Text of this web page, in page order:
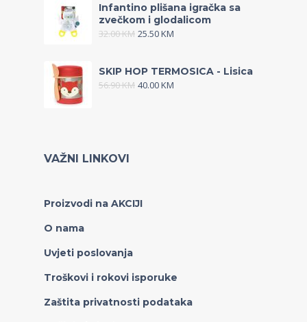
Infantino plišana igračka sa
zvečkom i glodalicom
32.00KM 25.50KM
SKIP HOP TERMOSICA - Lisica
56.90KM 40.00KM
VAŽNI LINKOVI
Proizvodi na AKCIJI
O nama
Uvjeti poslovanja
Troškovi i rokovi isporuke
Zaštita privatnosti podataka